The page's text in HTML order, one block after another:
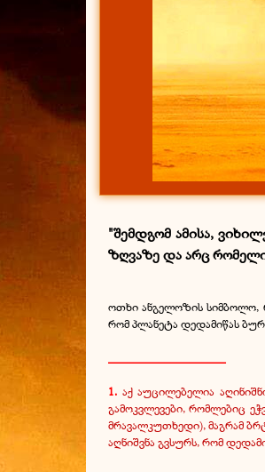
"შემდგომ ამისა,
ზღვაზე და არც
ოთხი ანგელოზის სიმბოლო,
რომ პლანეტა დედამიწას
1. აქ აუცილებელია
გამოკვლევები, რომლებიც
მრავალკუთხედი), მაგრამ
აღნიშვნა გვსურს, რომ